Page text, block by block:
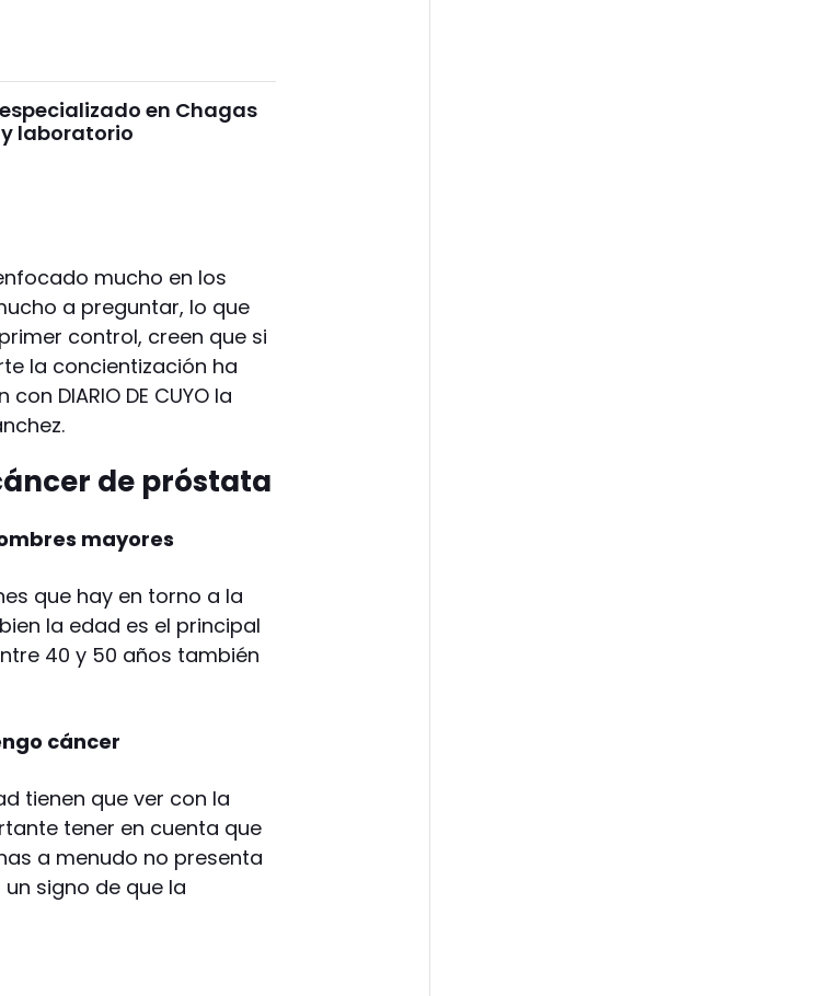
en Chagas
laboratorio
mucho en los
a preguntar, lo que
control, creen que si
la concientización ha
DIARIO DE CUYO la
de próstata
mayores
que hay en torno a la
la edad es el principal
40 y 50 años también
cáncer
tienen que ver con la
tener en cuenta que
a menudo no presenta
signo de que la